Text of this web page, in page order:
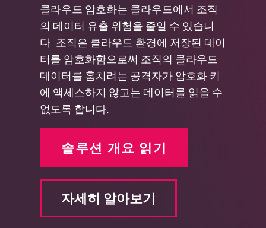
클라우드 암호화는 클라우드에서 조직
의 데이터 유출 위험을 줄일 수 있습니
다. 조직은 클라우드 환경에 저장된 데이
터를 암호화함으로써 조직의 클라우드
데이터를 훔치려는 공격자가 암호화 키
에 액세스하지 않고는 데이터를 읽을 수
없도록 합니다.
솔루션 개요 읽기
자세히 알아보기